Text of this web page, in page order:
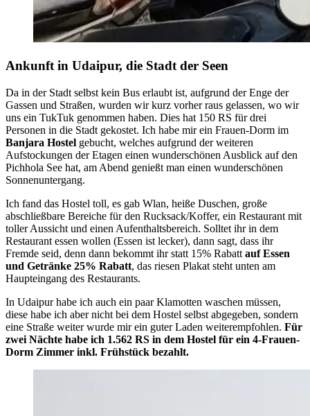
Ankunft in Udaipur, die Stadt der Seen
Da in der Stadt selbst kein Bus erlaubt ist, aufgrund der Enge der
Gassen und Straßen, wurden wir kurz vorher raus gelassen, wo wir
uns ein TukTuk genommen haben. Dies hat 150 RS für drei
Personen in die Stadt gekostet. Ich habe mir ein Frauen-Dorm im
Banjara Hostel gebucht, welches aufgrund der weiteren
Aufstockungen der Etagen einen wunderschönen Ausblick auf den
Pichhola See hat, am Abend genießt man einen wunderschönen
Sonnenuntergang.
Ich fand das Hostel toll, es gab Wlan, heiße Duschen, große
abschließbare Bereiche für den Rucksack/Koffer, ein Restaurant mit
toller Aussicht und einen Aufenthaltsbereich. Solltet ihr in dem
Restaurant essen wollen (Essen ist lecker), dann sagt, dass ihr
Fremde seid, denn dann bekommt ihr statt 15% Rabatt auf Essen
und Getränke 25% Rabatt, das riesen Plakat steht unten am
Haupteingang des Restaurants.
In Udaipur habe ich auch ein paar Klamotten waschen müssen,
diese habe ich aber nicht bei dem Hostel selbst abgegeben, sondern
eine Straße weiter wurde mir ein guter Laden weiterempfohlen. Für
zwei Nächte habe ich 1.562 RS in dem Hostel für ein 4-Frauen-
Dorm Zimmer inkl. Frühstück bezahlt.